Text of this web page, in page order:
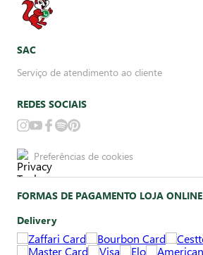
SAC
Serviço de atendimento ao cliente
REDES SOCIAIS
Preferências de cookies
FORMAS DE PAGAMENTO LOJA ONLINE
Delivery